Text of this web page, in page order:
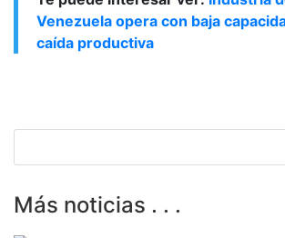
Venezuela opera con baja
caída productiva
Más noticias . . .